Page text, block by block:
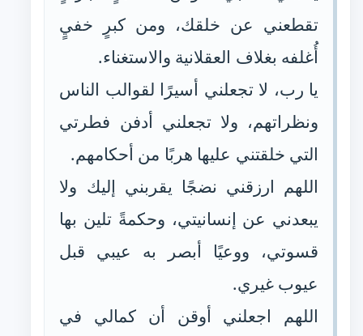
تقطعني عن خلقك، ومن كبرٍ خفيٍ
أُغلفه بغلاف العقلانية والاستغناء.
يا رب، لا تجعلني أسيرًا لقوالب الناس
ونظراتهم، ولا تجعلني أدفن فطرتي
التي خلقتني عليها هربًا من أحكامهم.
اللهم ارزقني نضجًا يقربني إليك ولا
يبعدني عن إنسانيتي، وحكمةً تلين بها
قسوتي، ووعيًا أبصر به عيبي قبل
عيوب غيري.
اللهم اجعلني أوقن أن كمالي في